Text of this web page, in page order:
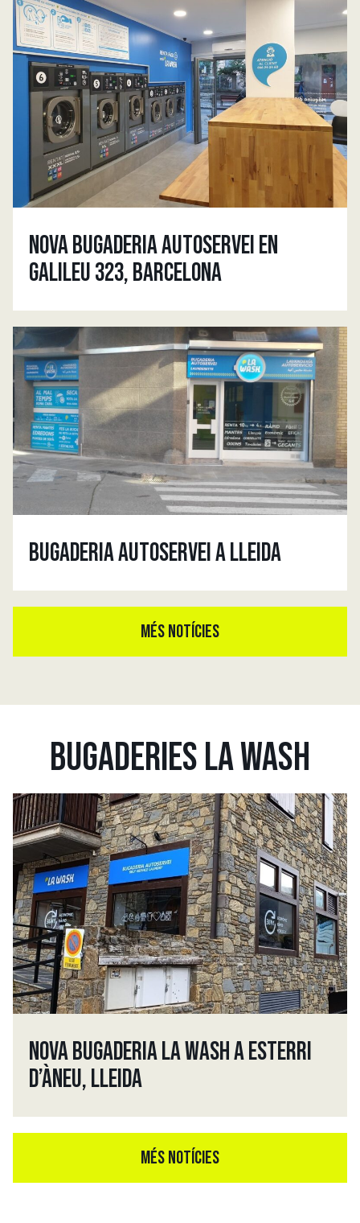
NOVA BUGADERIA AUTOSERVEI EN
GALILEU 323, BARCELONA
BUGADERIA AUTOSERVEI A LLEIDA
MÉS NOTÍCIES
BUGADERIES LA WASH
NOVA BUGADERIA LA WASH A ESTERRI
D’ÀNEU, LLEIDA
MÉS NOTÍCIES